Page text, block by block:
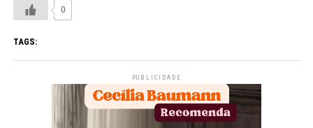
0
TAGS:
PUBLICIDADE